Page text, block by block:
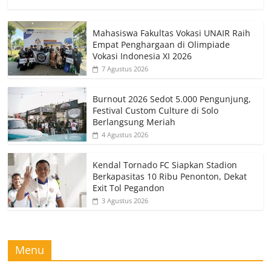
Mahasiswa Fakultas Vokasi UNAIR Raih
Empat Penghargaan di Olimpiade
Vokasi Indonesia XI 2026
7 Agustus 2026
Burnout 2026 Sedot 5.000 Pengunjung,
Festival Custom Culture di Solo
Berlangsung Meriah
4 Agustus 2026
Kendal Tornado FC Siapkan Stadion
Berkapasitas 10 Ribu Penonton, Dekat
Exit Tol Pegandon
3 Agustus 2026
Menu